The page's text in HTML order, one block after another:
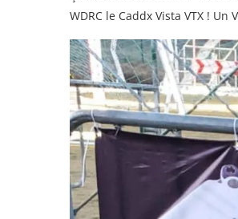
WDRC le Caddx Vista VTX ! Un